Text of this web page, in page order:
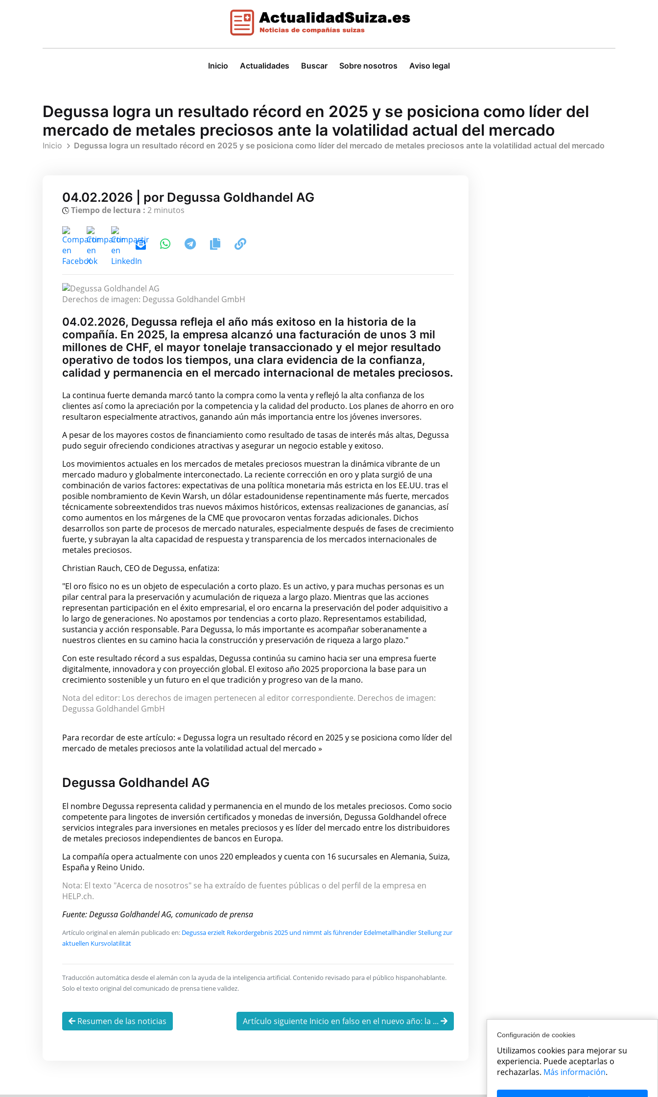
Inicio Actualidades Buscar Sobre nosotros Aviso legal
Degussa logra un resultado récord en 2025 y se posiciona como líder del
mercado de metales preciosos ante la volatilidad actual del mercado
Inicio Degussa logra un resultado récord en 2025 y se posiciona como líder del mercado de metales preciosos ante la volatilidad actual del mercado
04.02.2026 | por Degussa Goldhandel AG
Tiempo de lectura : 2 minutos
Derechos de imagen: Degussa Goldhandel GmbH
04.02.2026, Degussa refleja el año más exitoso en la historia de la
compañía. En 2025, la empresa alcanzó una facturación de unos 3 mil
millones de CHF, el mayor tonelaje transaccionado y el mejor resultado
operativo de todos los tiempos, una clara evidencia de la confianza,
calidad y permanencia en el mercado internacional de metales preciosos.
La continua fuerte demanda marcó tanto la compra como la venta y reflejó la alta confianza de los
clientes así como la apreciación por la competencia y la calidad del producto. Los planes de ahorro en oro
resultaron especialmente atractivos, ganando aún más importancia entre los jóvenes inversores.
A pesar de los mayores costos de financiamiento como resultado de tasas de interés más altas, Degussa
pudo seguir ofreciendo condiciones atractivas y asegurar un negocio estable y exitoso.
Los movimientos actuales en los mercados de metales preciosos muestran la dinámica vibrante de un
mercado maduro y globalmente interconectado. La reciente corrección en oro y plata surgió de una
combinación de varios factores: expectativas de una política monetaria más estricta en los EE.UU. tras el
posible nombramiento de Kevin Warsh, un dólar estadounidense repentinamente más fuerte, mercados
técnicamente sobreextendidos tras nuevos máximos históricos, extensas realizaciones de ganancias, así
como aumentos en los márgenes de la CME que provocaron ventas forzadas adicionales. Dichos
desarrollos son parte de procesos de mercado naturales, especialmente después de fases de crecimiento
fuerte, y subrayan la alta capacidad de respuesta y transparencia de los mercados internacionales de
metales preciosos.
Christian Rauch, CEO de Degussa, enfatiza:
"El oro físico no es un objeto de especulación a corto plazo. Es un activo, y para muchas personas es un
pilar central para la preservación y acumulación de riqueza a largo plazo. Mientras que las acciones
representan participación en el éxito empresarial, el oro encarna la preservación del poder adquisitivo a
lo largo de generaciones. No apostamos por tendencias a corto plazo. Representamos estabilidad,
sustancia y acción responsable. Para Degussa, lo más importante es acompañar soberanamente a
nuestros clientes en su camino hacia la construcción y preservación de riqueza a largo plazo."
Con este resultado récord a sus espaldas, Degussa continúa su camino hacia ser una empresa fuerte
digitalmente, innovadora y con proyección global. El exitoso año 2025 proporciona la base para un
crecimiento sostenible y un futuro en el que tradición y progreso van de la mano.
Nota del editor: Los derechos de imagen pertenecen al editor correspondiente. Derechos de imagen:
Degussa Goldhandel GmbH
Para recordar de este artículo: « Degussa logra un resultado récord en 2025 y se posiciona como líder del
mercado de metales preciosos ante la volatilidad actual del mercado »
Degussa Goldhandel AG
El nombre Degussa representa calidad y permanencia en el mundo de los metales preciosos. Como socio
competente para lingotes de inversión certificados y monedas de inversión, Degussa Goldhandel ofrece
servicios integrales para inversiones en metales preciosos y es líder del mercado entre los distribuidores
de metales preciosos independientes de bancos en Europa.
La compañía opera actualmente con unos 220 empleados y cuenta con 16 sucursales en Alemania, Suiza,
España y Reino Unido.
Nota: El texto "Acerca de nosotros" se ha extraído de fuentes públicas o del perfil de la empresa en
HELP.ch.
Fuente: Degussa Goldhandel AG, comunicado de prensa
Artículo original en alemán publicado en: Degussa erzielt Rekordergebnis 2025 und nimmt als führender Edelmetallhändler Stellung zur
aktuellen Kursvolatilität
Traducción automática desde el alemán con la ayuda de la inteligencia artificial. Contenido revisado para el público hispanohablante.
Solo el texto original del comunicado de prensa tiene validez.
Resumen de las noticias Artículo siguiente Inicio en falso en el nuevo año: la ...
Configuración de cookies
Utilizamos cookies para mejorar su
experiencia. Puede aceptarlas o
rechazarlas. Más información.